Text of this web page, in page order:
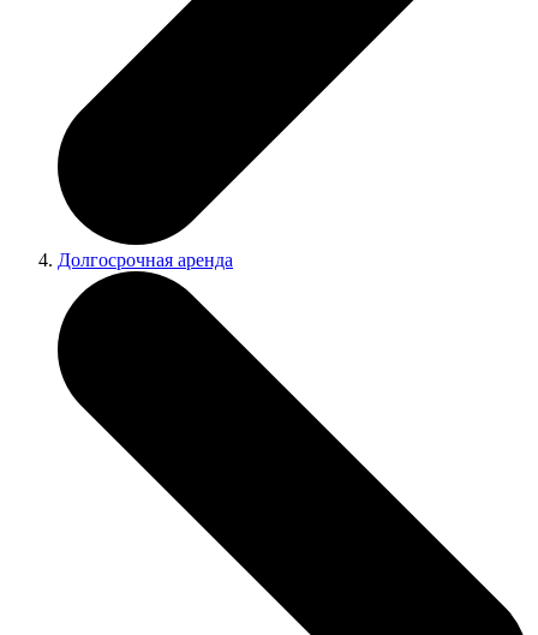
Долгосрочная аренда